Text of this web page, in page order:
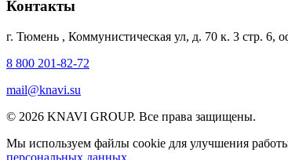
Контакты
г. Тюмень , Коммунистическая ул, д. 70 к. 3 стр. 6,
8 800 201-82-72
mail@knavi.su
© 2026 KNAVI GROUP. Все права защищены.
Мы используем файлы cookie для улучшения работы
персональных данных